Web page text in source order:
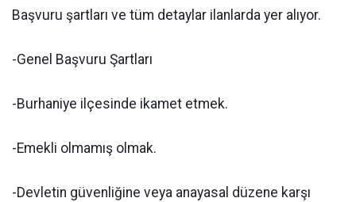
Başvuru şartları ve tüm detaylar ilanlarda yer alıyor.
-Genel Başvuru Şartları
-Burhaniye ilçesinde ikamet etmek.
-Emekli olmamış olmak.
-Devletin güvenliğine veya anayasal düzene karşı